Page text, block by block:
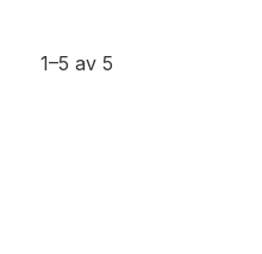
1–5 av 5